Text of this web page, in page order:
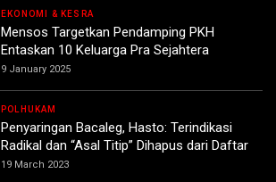
EKONOMI & KESRA
Mensos Targetkan Pendamping PKH
Entaskan 10 Keluarga Pra Sejahtera
9 January 2025
POLHUKAM
Penyaringan Bacaleg, Hasto: Terindikasi
Radikal dan “Asal Titip” Dihapus dari Daftar
19 March 2023